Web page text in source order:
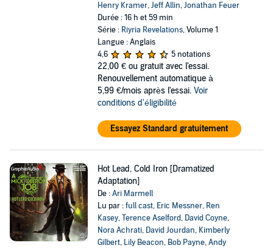
Henry Kramer,Jeff Allin,Jonathan Feuer
Durée : 16 h et 59 min
Série : Riyria Revelations, Volume 1
Langue : Anglais
4,6
5 notations
22,00 € ou gratuit avec l'essai.
Renouvellement automatique à
5,99 €/mois après l'essai. Voir
conditions d'éligibilité
Essayez Standard gratuitement
Hot Lead, Cold Iron [Dramatized
Adaptation]
De :Ari Marmell
Lu par :full cast, Eric Messner, Ren
Kasey,Terence Aselford, David Coyne,
Nora Achrati, David Jourdan, Kimberly
Gilbert, Lily Beacon, Bob Payne,Andy